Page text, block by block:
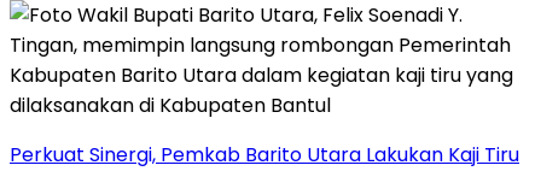
Perkuat Sinergi, Pemkab Barito Utara Lakukan Kaji Tiru